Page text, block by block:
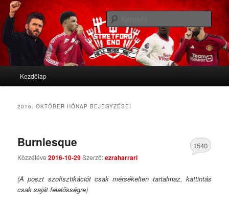
Stretford End
We'll never die
Tovább az elsődleges tartalomra
Tovább a másodlagos tartalomra
Kezdőlap
2016. OKTÓBER HÓNAP BEJEGYZÉSEI
Burnlesque
Közzétéve2016-10-29Szerző:ezraharrari
1540
(A poszt szofisztikációt csak mérsékelten tartalmaz, kattintás
csak saját felelősségre)